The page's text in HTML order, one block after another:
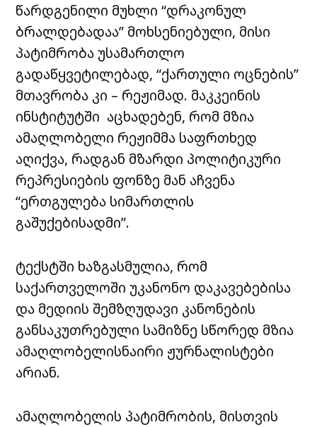
წარდგენილი მუხლი “დრაკონულ
ბრალდებადაა” მოხსენიებული, მისი
პატიმრობა უსამართლო
გადაწყვეტილებად, “ქართული ოცნების”
მთავრობა კი – რეჟიმად. მაკკეინის
ინსტიტუტში აცხადებენ, რომ მზია
ამაღლობელი რეჟიმმა საფრთხედ
აღიქვა, რადგან მზარდი პოლიტიკური
რეპრესიების ფონზე მან აჩვენა
“ერთგულება სიმართლის
გაშუქებისადმი”.
ტექსტში ხაზგასმულია, რომ
საქართველოში უკანონო დაკავებებისა
და მედიის შემზღუდავი კანონების
განსაკუთრებული სამიზნე სწორედ მზია
ამაღლობელისნაირი ჟურნალისტები
არიან.
ამაღლობელის პატიმრობის, მისთვის